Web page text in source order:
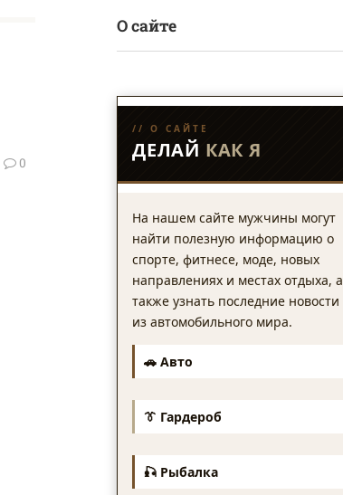
0
О сайте
// О САЙТЕ
ДЕЛАЙ КАК Я
На нашем сайте мужчины могут
найти полезную информацию о
спорте, фитнесе, моде, новых
направлениях и местах отдыха, а
также узнать последние новости
из автомобильного мира.
🚗 Авто
👔 Гардероб
🎣 Рыбалка